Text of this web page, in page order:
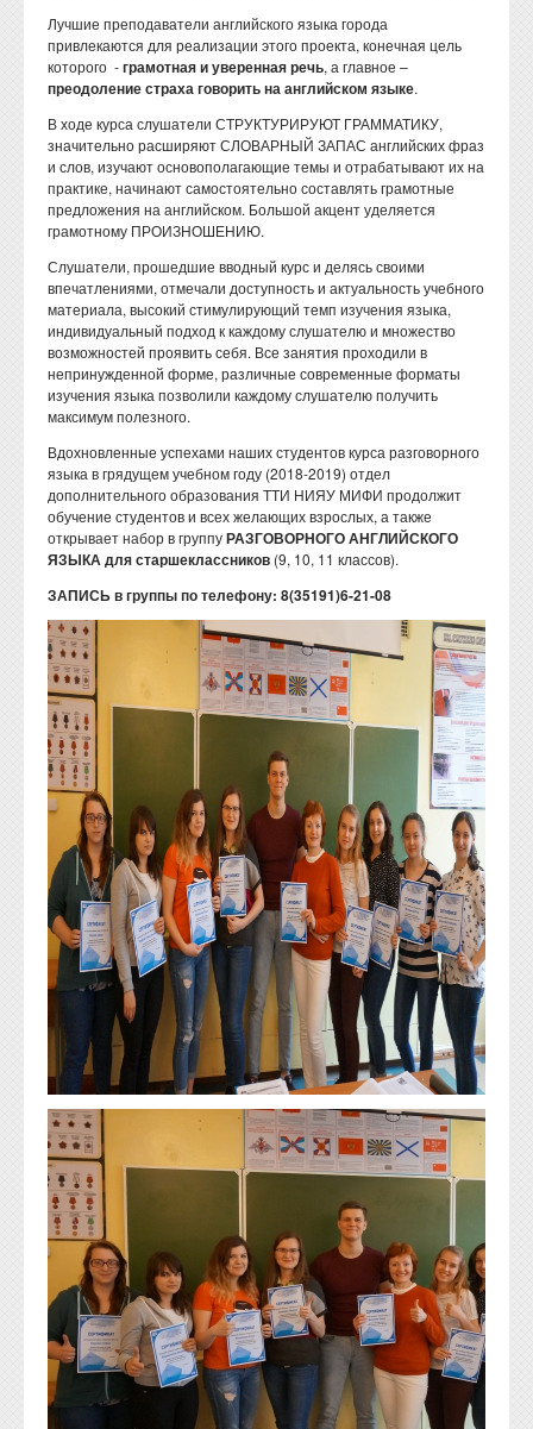
Лучшие преподаватели английского языка города
привлекаются для реализации этого проекта, конечная цель
которого -грамотная и уверенная речь, а главное –
преодоление страха говорить на английском языке.
В ходе курса слушатели СТРУКТУРИРУЮТ ГРАММАТИКУ,
значительно расширяют СЛОВАРНЫЙ ЗАПАС английских фраз
и слов, изучают основополагающие темы и отрабатывают их на
практике, начинают самостоятельно составлять грамотные
предложения на английском. Большой акцент уделяется
грамотному ПРОИЗНОШЕНИЮ.
Слушатели, прошедшие вводный курс и делясь своими
впечатлениями, отмечали доступность и актуальность учебного
материала, высокий стимулирующий темп изучения языка,
индивидуальный подход к каждому слушателю и множество
возможностей проявить себя. Все занятия проходили в
непринужденной форме, различные современные форматы
изучения языка позволили каждому слушателю получить
максимум полезного.
Вдохновленные успехами наших студентов курса разговорного
языка в грядущем учебном году (2018-2019) отдел
дополнительного образования ТТИ НИЯУ МИФИ продолжит
обучение студентов и всех желающих взрослых, а также
открывает набор в группуРАЗГОВОРНОГО АНГЛИЙСКОГО
ЯЗЫКА для старшеклассников (9, 10, 11 классов).
ЗАПИСЬ в группы по телефону: 8(35191)6-21-08